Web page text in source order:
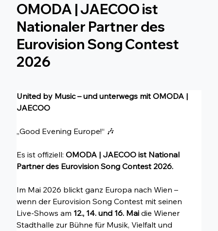
OMODA | JAECOO ist
Nationaler Partner des
Eurovision Song Contest
2026
United by Music – und unterwegs mit OMODA |
JAECOO
„Good Evening Europe!“ 🎶
Es ist offiziell: OMODA | JAECOO ist National
Partner des Eurovision Song Contest 2026.
Im Mai 2026 blickt ganz Europa nach Wien –
wenn der Eurovision Song Contest mit seinen
Live-Shows am 12., 14. und 16. Mai die Wiener
Stadthalle zur Bühne für Musik, Vielfalt und